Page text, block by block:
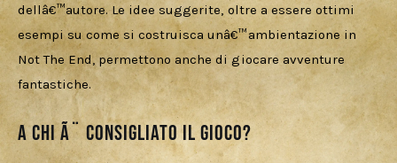
dellâ€™autore. Le idee suggerite, oltre a essere ottimi
esempi su come si costruisca unâ€™ambientazione in
Not The End, permettono anche di giocare avventure
fantastiche.
A chi Ã¨ consigliato il gioco?